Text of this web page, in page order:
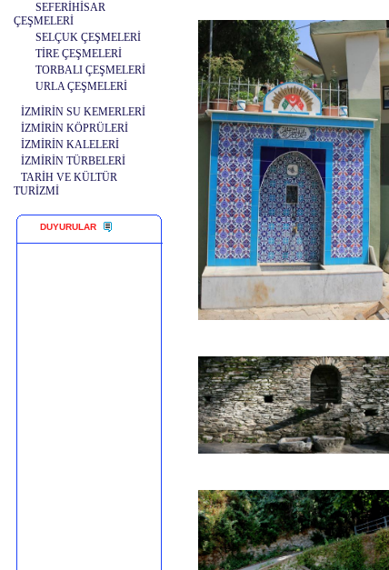
SEFERİHİSAR
ÇEŞMELERİ
SELÇUK ÇEŞMELERİ
TİRE ÇEŞMELERİ
TORBALI ÇEŞMELERİ
URLA ÇEŞMELERİ
İZMİRİN SU KEMERLERİ
İZMİRİN KÖPRÜLERİ
İZMİRİN KALELERİ
İZMİRİN TÜRBELERİ
TARİH VE KÜLTÜR
TURİZMİ
DUYURULAR